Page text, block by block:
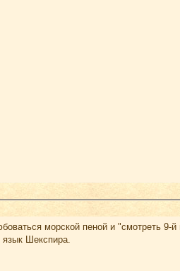
морской пеной и "смотреть
язык Шекспира.